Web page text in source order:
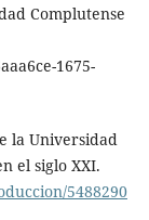
Complutense
1675-
la Universidad
el siglo XXI.
5488290